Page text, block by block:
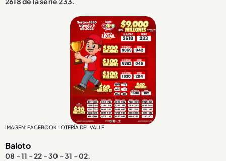
IMAGEN: FACEBOOK LOTERÍA DEL VALLE
Baloto
08 - 11 - 22 - 30 - 31 - 02.